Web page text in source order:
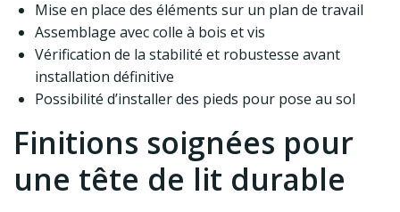
Mise en place des éléments sur un plan de travail
Assemblage avec colle à bois et vis
Vérification de la stabilité et robustesse avant
installation définitive
Possibilité d’installer des pieds pour pose au sol
Finitions soignées pour
une tête de lit durable